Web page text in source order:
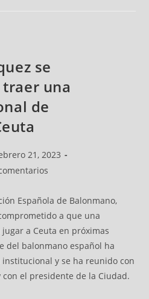
se
una
de
21, 2023
Española de Balonmano,
a que una
a Ceuta en próximas
del balonmano español ha
y se ha reunido con
el presidente de la Ciudad.